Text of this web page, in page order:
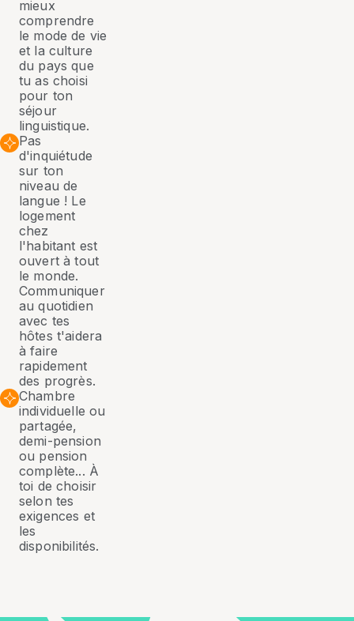
mieux
comprendre
le mode de vie
et la culture
du pays que
tu as choisi
pour ton
séjour
linguistique.
Pas
d'inquiétude
sur ton
niveau de
langue ! Le
logement
chez
l'habitant est
ouvert à tout
le monde.
Communiquer
au quotidien
avec tes
hôtes t'aidera
à faire
rapidement
des progrès.
Chambre
individuelle ou
partagée,
demi-pension
ou pension
complète... À
toi de choisir
selon tes
exigences et
les
disponibilités.